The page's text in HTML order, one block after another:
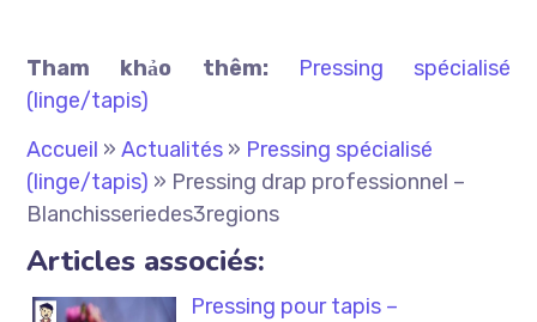
Tham khảo thêm:
Pressing spécialisé
(linge/tapis)
Accueil »Actualités » Pressing spécialisé
(linge/tapis) » Pressing drap professionnel –
Blanchisseriedes3regions
Articles associés:
Pressing pour tapis –